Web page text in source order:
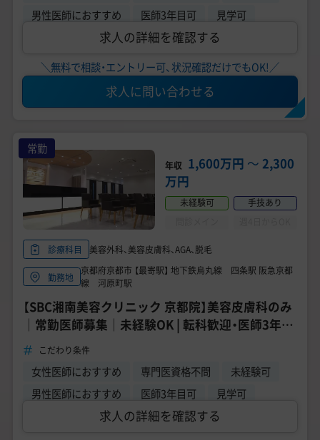
男性医師におすすめ
医師3年目可 見学可
求人の詳細を確認する
＼無料で相談・エントリー可、状況確認だけでもOK!／
求人に問い合わせる
常勤
年収 1,600万円 〜 2,300
万円
未経験可
手技あり
診療科目 美容外科、美容皮膚科、AGA、脱毛
勤務地
京都府京都市 【最寄駅】 地下鉄烏丸線 四条駅 阪急京都
線 河原町駅
【SBC湘南美容クリニック 京都院】美容皮膚科のみ
｜常勤医師募集｜未経験OK | 転科歓迎・医師3年目
応募可能
こだわり条件
女性医師におすすめ 専門医資格不問
未経験可
男性医師におすすめ
医師3年目可 見学可
求人の詳細を確認する